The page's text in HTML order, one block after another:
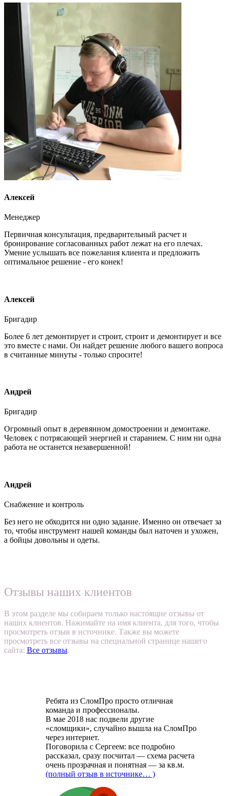
Алексей
Менеджер
Первичная консультация, предварительный расчет и
бронирование согласованных работ лежат на его плечах.
Умение услышать все пожелания клиента и предложить
оптимальное решение - его конек!
Алексей
Бригадир
Более 6 лет демонтирует и строит, строит и демонтирует и все
это вместе с нами. Он найдет решение любого вашего вопроса
в считанные минуты - только спросите!
Андрей
Бригадир
Огромный опыт в деревянном домостроении и демонтаже.
Человек с потрясающей энергией и старанием. С ним ни одна
работа не останется незавершенной!
Андрей
Снабжение и контроль
Без него не обходится ни одно задание. Именно он отвечает за
то, чтобы инструмент нашей команды был наточен и ухожен,
а бойцы довольны и одеты.
Отзывы наших клиентов
В этом разделе мы собираем только настоящие отзывы от
наших клиентов. Нажимайте на имя клиента, для того, чтобы
просмотреть отзыв в источнике. Также вы можете
просмотреть все отзывы на специальной странице нашего
сайта: Все отзывы.
Ребята из СломПро просто отличная
команда и профессионалы.
В мае 2018 нас подвели другие
«сломщики», случайно вышла на СломПро
через интернет.
Поговорила с Сергеем: все подробно
рассказал, сразу посчитал — схема расчета
очень прозрачная и понятная — за кв.м.
(полный отзыв в источнике… )